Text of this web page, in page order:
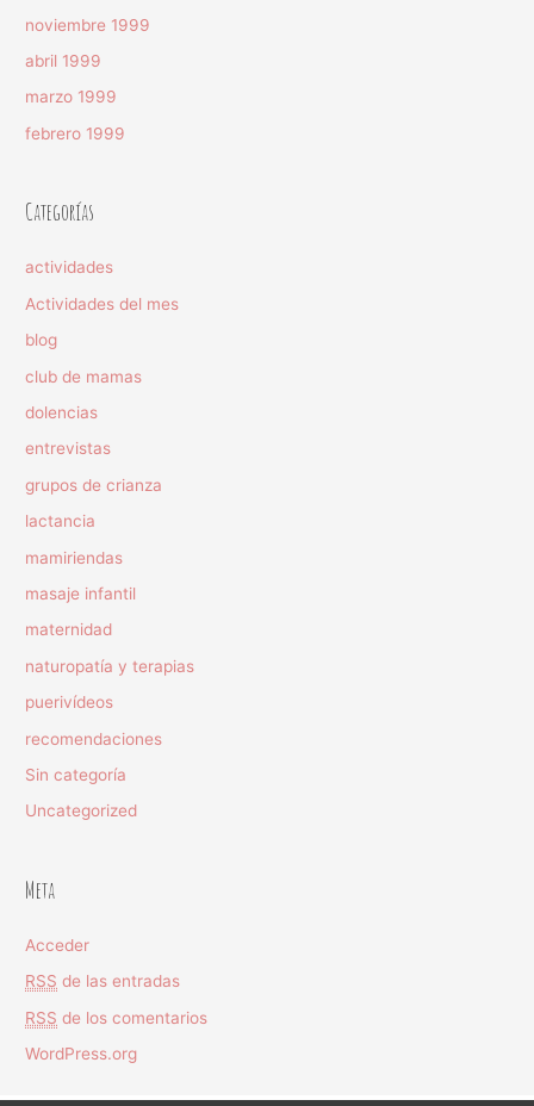
noviembre 1999
abril 1999
marzo 1999
febrero 1999
Categorías
actividades
Actividades del mes
blog
club de mamas
dolencias
entrevistas
grupos de crianza
lactancia
mamiriendas
masaje infantil
maternidad
naturopatía y terapias
puerivídeos
recomendaciones
Sin categoría
Uncategorized
Meta
Acceder
RSS de las entradas
RSS de los comentarios
WordPress.org